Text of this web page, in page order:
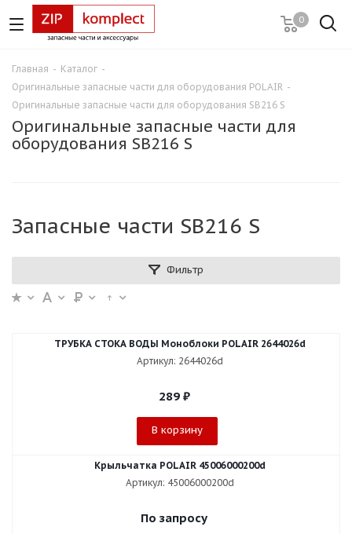
0
Главная - Каталог -
Оригинальные запасные части для оборудования POLAIR -
Оригинальные запасные части для оборудования SB216 S
Оригинальные запасные части для
оборудования SB216 S
Запасные части SB216 S
Фильтр
ТРУБКА СТОКА ВОДЫ Моноблоки POLAIR 2644026d
Артикул: 2644026d
289₽
В корзину
Крыльчатка POLAIR 45006000200d
Артикул: 45006000200d
По запросу